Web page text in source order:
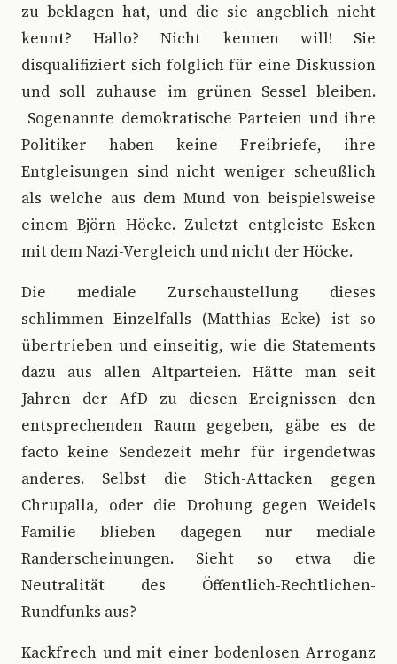
zu beklagen hat, und die sie angeblich nicht
kennt? Hallo? Nicht kennen will! Sie
disqualifiziert sich folglich für eine Diskussion
und soll zuhause im grünen Sessel bleiben.
Sogenannte demokratische Parteien und ihre
Politiker haben keine Freibriefe, ihre
Entgleisungen sind nicht weniger scheußlich
als welche aus dem Mund von beispielsweise
einem Björn Höcke. Zuletzt entgleiste Esken
mit dem Nazi-Vergleich und nicht der Höcke.
Die mediale Zurschaustellung dieses
schlimmen Einzelfalls (Matthias Ecke) ist so
übertrieben und einseitig, wie die Statements
dazu aus allen Altparteien. Hätte man seit
Jahren der AfD zu diesen Ereignissen den
entsprechenden Raum gegeben, gäbe es de
facto keine Sendezeit mehr für irgendetwas
anderes. Selbst die Stich-Attacken gegen
Chrupalla, oder die Drohung gegen Weidels
Familie blieben dagegen nur mediale
Randerscheinungen. Sieht so etwa die
Neutralität des Öffentlich-Rechtlichen-
Rundfunks aus?
Kackfrech und mit einer bodenlosen Arroganz